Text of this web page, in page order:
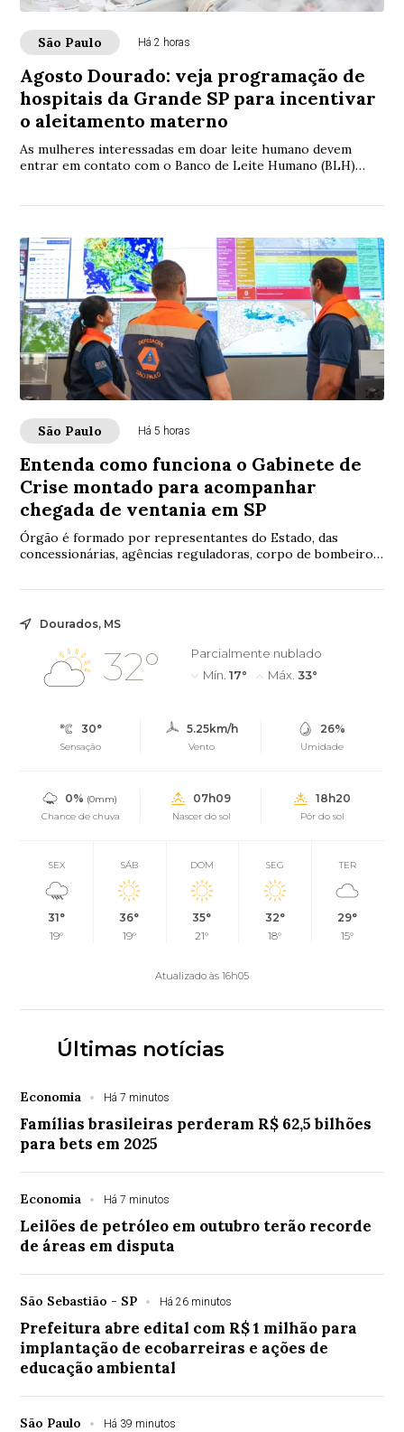
São Paulo Há 2 horas
Agosto Dourado: veja programação de
hospitais da Grande SP para incentivar
o aleitamento materno
As mulheres interessadas em doar leite humano devem
entrar em contato com o Banco de Leite Humano (BLH)
São Paulo Há 5 horas
Entenda como funciona o Gabinete de
Crise montado para acompanhar
chegada de ventania em SP
Órgão é formado por representantes do Estado, das
concessionárias, agências reguladoras, corpo de bombeiros
Dourados, MS
32°
Parcialmente nublado
Mín. 17° Máx. 33°
30°
Sensação
5.25km/h
Vento
26%
Umidade
0% (0mm)
Chance de chuva
07h09
Nascer do sol
18h20
Pôr do sol
SEX
31°
19°
SÁB
36°
19°
DOM
35°
21°
SEG
32°
18°
TER
29°
15°
Atualizado às 16h05
Últimas notícias
Economia Há 7 minutos
Famílias brasileiras perderam R$ 62,5 bilhões
para bets em 2025
Economia Há 7 minutos
Leilões de petróleo em outubro terão recorde
de áreas em disputa
São Sebastião - SP Há 26 minutos
Prefeitura abre edital com R$ 1 milhão para
implantação de ecobarreiras e ações de
educação ambiental
São Paulo Há 39 minutos